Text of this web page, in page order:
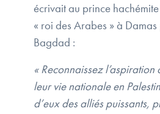
écrivait au prince hachémite
« roi des Arabes » à
Bagdad :
« Reconnaissez l’aspiration
leur vie nationale en
d’eux des alliés puissants,